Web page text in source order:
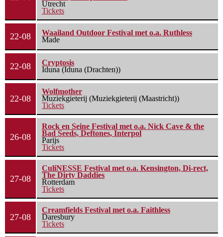
Utrecht
Tickets
22-08
Waailand Outdoor Festival met o.a. Ruthless
Made
22-08
Cryptosis
Iduna (Iduna (Drachten))
22-08
Wolfmother
Muziekgieterij (Muziekgieterij (Maastricht))
Tickets
26-08
Rock en Seine Festival met o.a. Nick Cave & the
Bad Seeds, Deftones, Interpol
Parijs
Tickets
27-08
CuliNESSE Festival met o.a. Kensington, Di-rect,
The Dirty Daddies
Rotterdam
Tickets
27-08
Creamfields Festival met o.a. Faithless
Daresbury
Tickets